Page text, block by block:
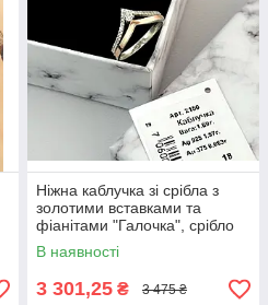
Ніжна каблучка зі срібла з
золотими вставками та
фіанітами "Галочка", срібло
925 / золото 375
В наявності
3 301,25 ₴ 3 475 ₴